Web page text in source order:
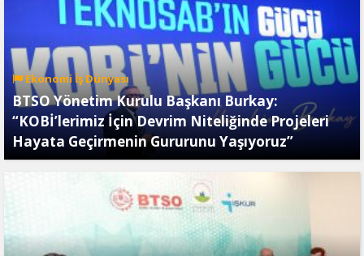
Ekonomi İş Dünyası
BTSO Yönetim Kurulu Başkanı Burkay:
“KOBİ’lerimiz İçin Devrim Niteliğinde Projeleri
Hayata Geçirmenin Gururunu Yaşıyoruz”